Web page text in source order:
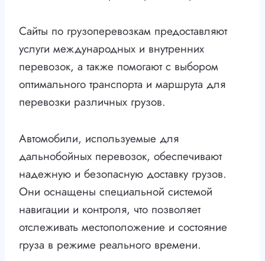
Сайты по грузоперевозкам предоставляют
услуги международных и внутренних
перевозок, а также помогают с выбором
оптимального транспорта и маршрута для
перевозки различных грузов.
Автомобили, используемые для
дальнобойных перевозок, обеспечивают
надежную и безопасную доставку грузов.
Они оснащены специальной системой
навигации и контроля, что позволяет
отслеживать местоположение и состояние
груза в режиме реального времени.